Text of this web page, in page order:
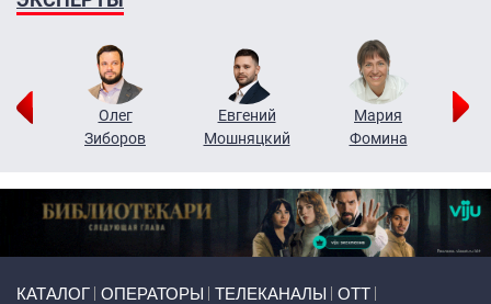
Олег
Зиборов
Евгений
Мошняцкий
Мария
Фомина
КАТАЛОГ ОПЕРАТОРЫ ТЕЛЕКАНАЛЫ ОТТ